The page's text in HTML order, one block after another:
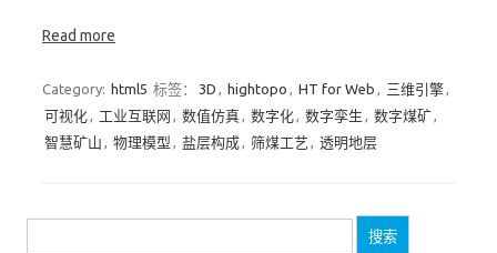
Read more
Category: html5 标签： 3D , hightopo , HT for Web , 三维引擎,
可视化, 工业互联网 , 数值仿真, 数字化, 数字孪生 , 数字煤矿,
智慧矿山 , 物理模型 , 盐层构成, 筛煤工艺 , 透明地层